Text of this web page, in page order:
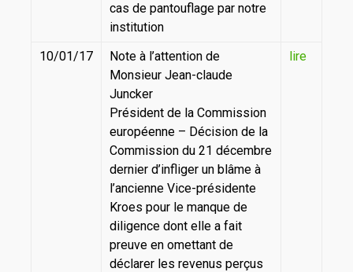
cas de pantouflage par notre
institution
10/01/17
Note à l’attention de
Monsieur Jean-claude
Juncker
Président de la Commission
européenne – Décision de la
Commission du 21 décembre
dernier d’infliger un blâme à
l’ancienne Vice-présidente
Kroes pour le manque de
diligence dont elle a fait
preuve en omettant de
déclarer les revenus perçus
lire